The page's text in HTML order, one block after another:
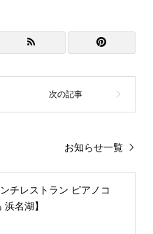
お知らせ一覧
チレストラン ピアノコ
名湖】